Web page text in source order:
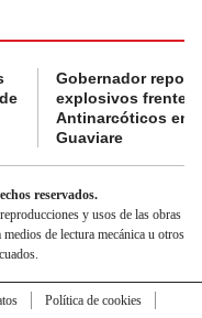
Gobernador
explosivos frente a
Antinarcóticos en
Guaviare
reservados.
y usos de las obras
de lectura mecánica u otros
Política de cookies